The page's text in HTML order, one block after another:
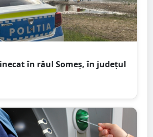
în râul Someș, în județul